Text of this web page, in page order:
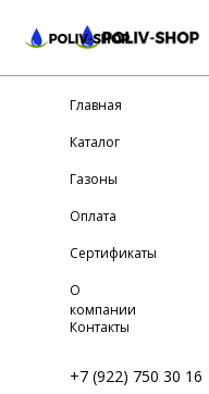
+7 (922) 750 30 16
Главная
Каталог
Газоны
Оплата
Сертификаты
О
компании
Контакты